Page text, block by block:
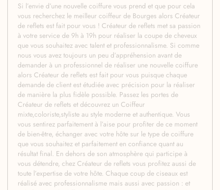
Si l’envie d’une nouvelle coiffure vous prend et que pour cela
vous recherchez le meilleur coiffeur de Bourges alors Créateur
de reflets est fait pour vous ! Créateur de reflets met sa passion
à votre service de 9h à 19h pour réaliser la coupe de cheveux
que vous souhaitez avec talent et professionnalisme. Si comme
nous vous avez toujours un peu d’appréhension avant de
demander à un professionnel de réaliser une nouvelle coiffure
alors Créateur de reflets est fait pour vous puisque chaque
demande de client est étudiée avec précision pour la réaliser
de manière la plus fidèle possible. Passez les portes de
Créateur de reflets et découvrez un Coiffeur
mixte,coloriste,styliste au style moderne et authentique. Vous
vous sentirez parfaitement à l’aise pour profiter de ce moment
de bien-être, échanger avec votre hôte sur le type de coiffure
que vous souhaitez et parfaitement en confiance quant au
résultat final. En dehors de son atmosphère qui participe à
vous détendre, chez Créateur de reflets vous profitez aussi de
toute l’expertise de votre hôte. Chaque coup de ciseaux est
réalisé avec professionnalisme mais aussi avec passion : et